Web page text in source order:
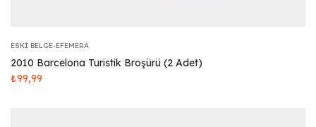
ESKI BELGE-EFEMERA
2010 Barcelona Turistik Broşürü (2 Adet)
₺99,99